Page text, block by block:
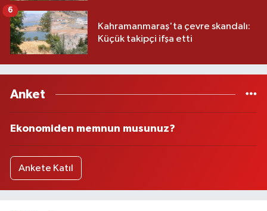
Kahramanmaraş'ta çevre skandalı:
Küçük takipçi ifşa etti
6
Anket
Ekonomiden memnun musunuz?
Ankete Katıl